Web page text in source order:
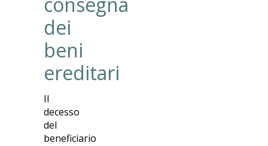
dei
beni
ereditari
Il
decesso
del
beneficiario